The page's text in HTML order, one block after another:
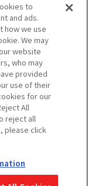
針
標について
to
and ads.
how we use
We may
website
who may
provided
use of their
for our
All
reject all
please click